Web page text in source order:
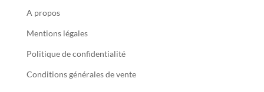
A propos
Mentions légales
Politique de confidentialité
Conditions générales de vente